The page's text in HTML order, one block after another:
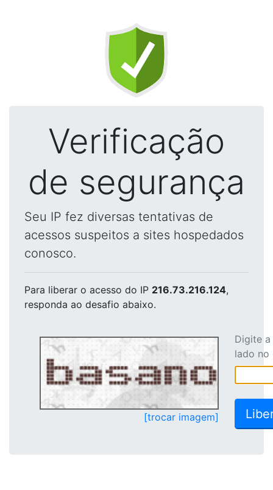
Verificação
de segurança
Seu IP fez diversas tentativas de
acessos suspeitos a sites hospedados
conosco.
Para liberar o acesso do IP 216.73.216.124,
responda ao desafio abaixo.
[trocar imagem]
Digite
lado no